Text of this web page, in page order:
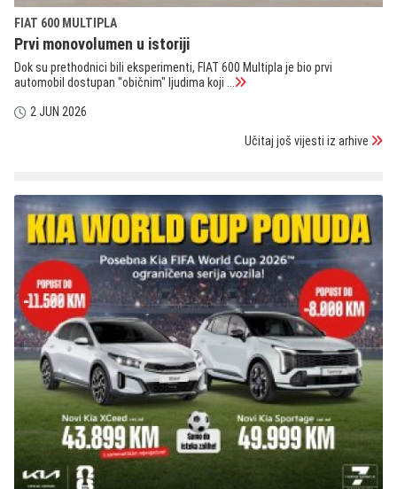
FIAT 600 MULTIPLA
Prvi monovolumen u istoriji
Dok su prethodnici bili eksperimenti, FIAT 600 Multipla je bio prvi
automobil dostupan "običnim" ljudima koji ...
2 JUN 2026
Učitaj još vijesti iz arhive